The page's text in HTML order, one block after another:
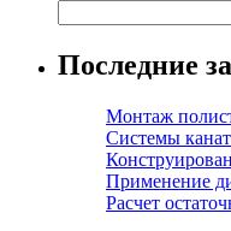
Последние
Монтаж
Системы
Применение
Расчет